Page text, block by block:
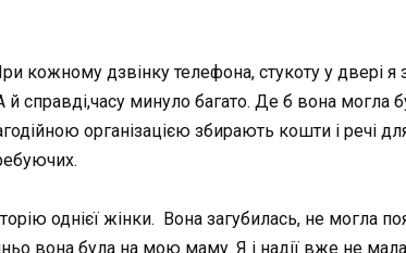
кожному дзвінку телефона, стукоту у двері
й справді,часу минуло багато. Де б вона могла
організацією збирають кошти і речі
однієї жінки. Вона загубилась, не могла
вона була на мою маму. Я і надії вже не